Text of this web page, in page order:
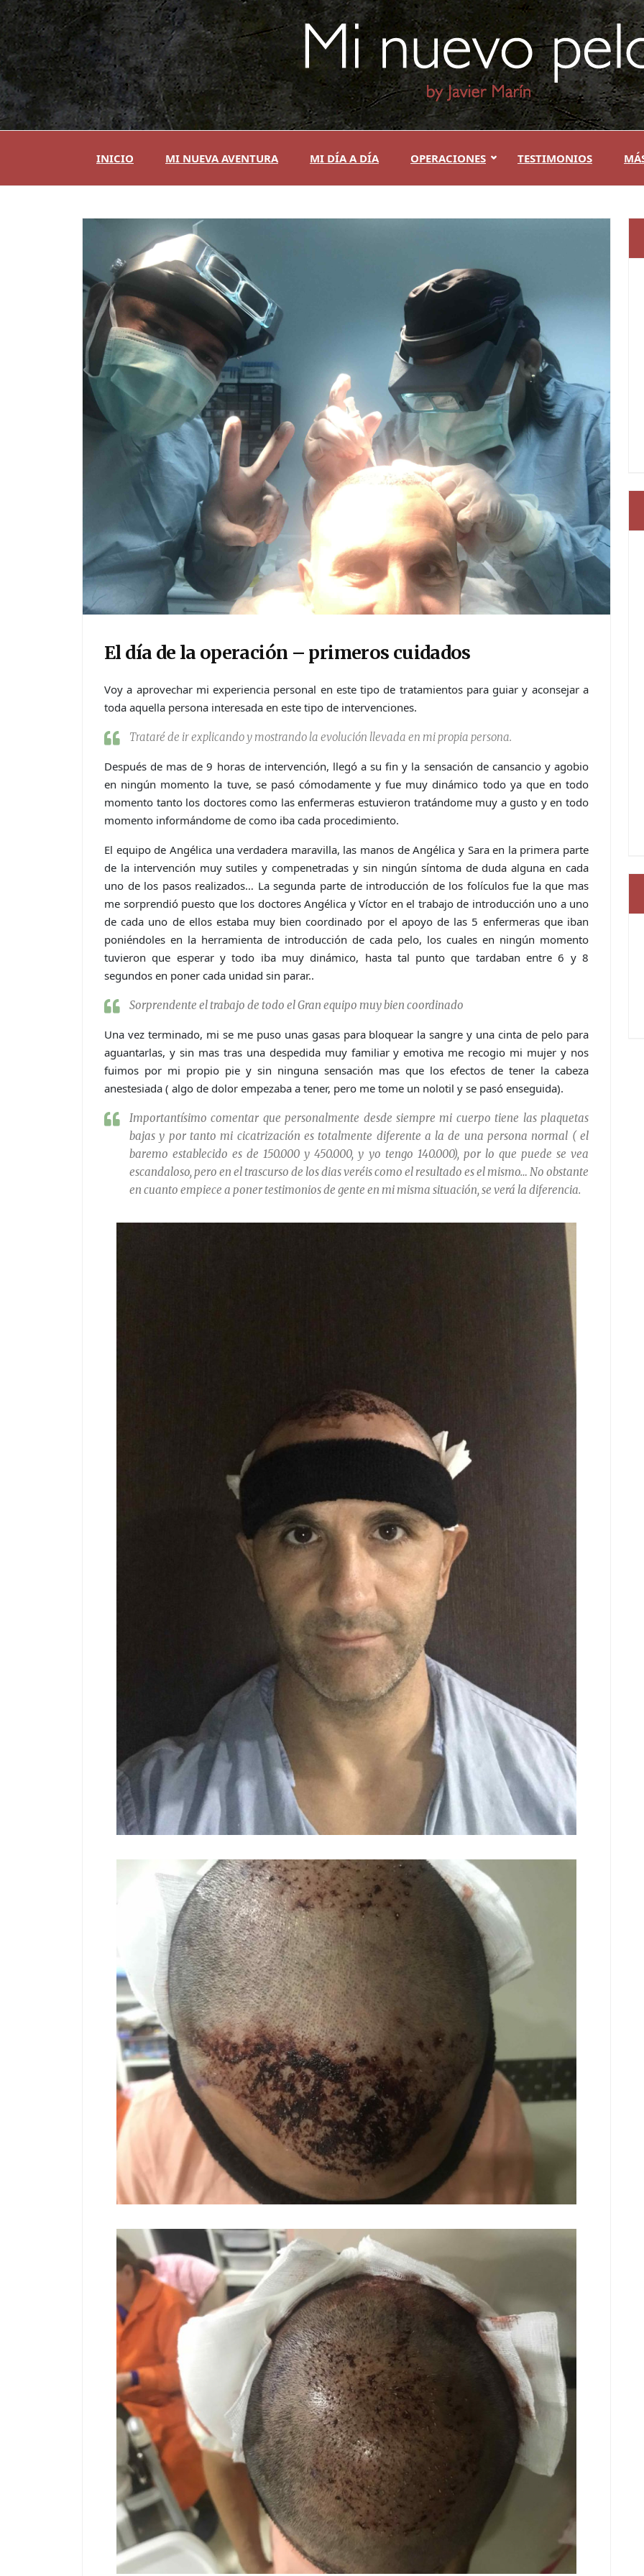
Skip
to
content
INICIO MI NUEVA AVENTURA MI DÍA A DÍA OPERACIONES TESTIMONIOS
El día de la operación – primeros cuidados
Voy a aprovechar mi experiencia personal en este tipo de tratamientos para guiar y aconsejar a
toda aquella persona interesada en este tipo de intervenciones.
Trataré de ir explicando y mostrando la evolución llevada en mi propia persona.
Después de mas de 9 horas de intervención, llegó a su fin y la sensación de cansancio y agobio
en ningún momento la tuve, se pasó cómodamente y fue muy dinámico todo ya que en todo
momento tanto los doctores como las enfermeras estuvieron tratándome muy a gusto y en todo
momento informándome de como iba cada procedimiento.
El equipo de Angélica una verdadera maravilla, las manos de Angélica y Sara en la primera parte
de la intervención muy sutiles y compenetradas y sin ningún síntoma de duda alguna en cada
uno de los pasos realizados… La segunda parte de introducción de los folículos fue la que mas
me sorprendió puesto que los doctores Angélica y Víctor en el trabajo de introducción uno a uno
de cada uno de ellos estaba muy bien coordinado por el apoyo de las 5 enfermeras que iban
poniéndoles en la herramienta de introducción de cada pelo, los cuales en ningún momento
tuvieron que esperar y todo iba muy dinámico, hasta tal punto que tardaban entre 6 y 8
segundos en poner cada unidad sin parar..
Sorprendente el trabajo de todo el Gran equipo muy bien coordinado
Una vez terminado, mi se me puso unas gasas para bloquear la sangre y una cinta de pelo para
aguantarlas, y sin mas tras una despedida muy familiar y emotiva me recogio mi mujer y nos
fuimos por mi propio pie y sin ninguna sensación mas que los efectos de tener la cabeza
anestesiada ( algo de dolor empezaba a tener, pero me tome un nolotil y se pasó enseguida).
Importantísimo comentar que personalmente desde siempre mi cuerpo tiene las plaquetas
bajas y por tanto mi cicatrización es totalmente diferente a la de una persona normal ( el
baremo establecido es de 150.000 y 450.000, y yo tengo 140.000), por lo que puede se vea
escandaloso, pero en el trascurso de los dias veréis como el resultado es el mismo… No obstante
en cuanto empiece a poner testimonios de gente en mi misma situación, se verá la diferencia.